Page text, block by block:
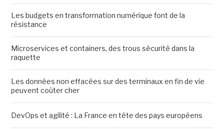
Les budgets en transformation numérique font de la
résistance
Microservices et containers, des trous sécurité dans la
raquette
Les données non effacées sur des terminaux en fin de vie
peuvent coûter cher
DevOps et agilité : La France en tête des pays européens